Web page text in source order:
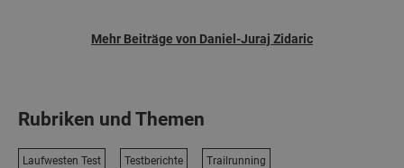
Mehr Beiträge von Daniel-Juraj Zidaric
Rubriken und Themen
Laufwesten Test Testberichte Trailrunning